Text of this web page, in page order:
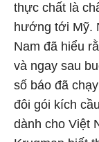
thực chất là
hướng tới Mỹ.
Nam đã hiểu
và ngay sau
số báo đã
đôi gói kích
dành cho Việt